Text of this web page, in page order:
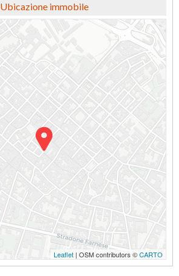
Ubicazione immobile
Leaflet | OSM contributors ©CARTO